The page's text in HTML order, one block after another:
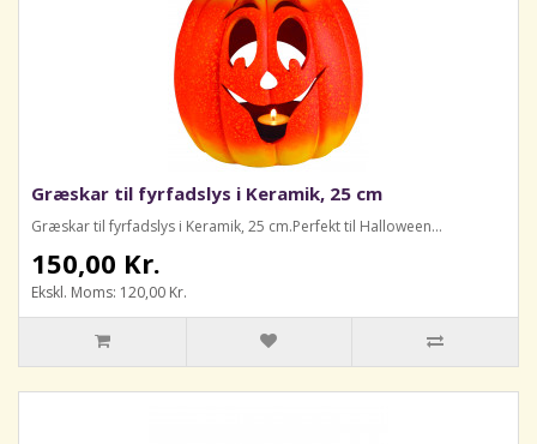
Græskar til fyrfadslys i Keramik, 25 cm
Græskar til fyrfadslys i Keramik, 25 cm.Perfekt til Halloween...
150,00 Kr.
Ekskl. Moms: 120,00 Kr.